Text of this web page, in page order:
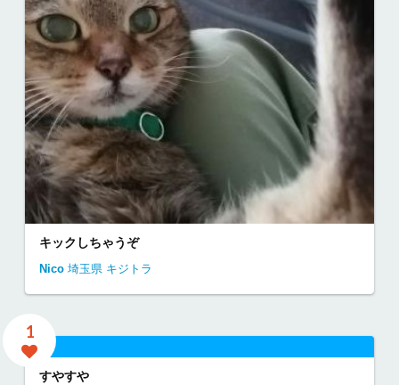
キックしちゃうぞ
Nico 埼玉県 キジトラ
1
すやすや